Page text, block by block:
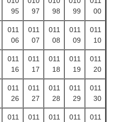
95
97
98
99
00
011
06
011
07
011
08
011
09
011
10
011
16
011
17
011
18
011
19
011
20
011
26
011
27
011
28
011
29
011
30
011
011
011
011
011